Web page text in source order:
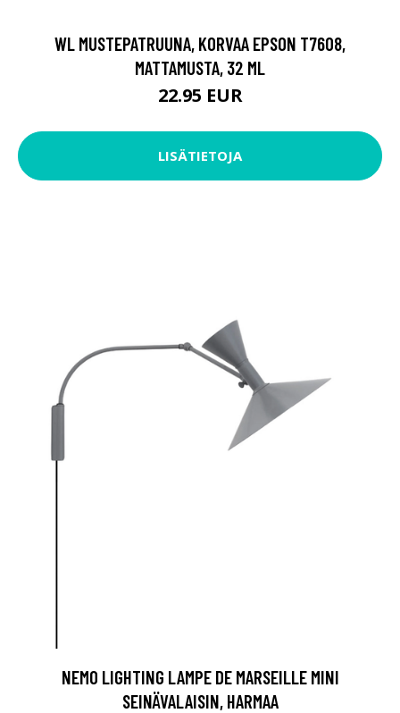
WL MUSTEPATRUUNA, KORVAA EPSON T7608,
MATTAMUSTA, 32 ML
22.95 EUR
LISÄTIETOJA
NEMO LIGHTING LAMPE DE MARSEILLE MINI
SEINÄVALAISIN, HARMAA